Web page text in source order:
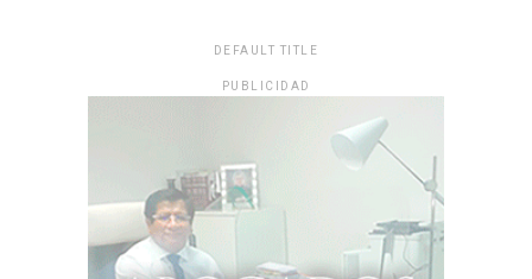
DEFAULT TITLE
PUBLICIDAD